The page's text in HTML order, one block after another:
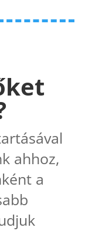
ahhoz,
a